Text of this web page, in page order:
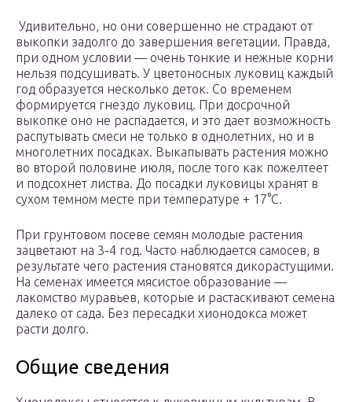
Удивительно, но они совершенно не страдают от
выкопки задолго до завершения вегетации. Правда,
при одном условии — очень тонкие и нежные корни
нельзя подсушивать. У цветоносных луковиц каждый
год образуется несколько деток. Со временем
формируется гнездо луковиц. При досрочной
выкопке оно не распадается, и это дает возможность
распутывать смеси не только в однолетних, но и в
многолетних посадках. Выкапывать растения можно
во второй половине июля, после того как пожелтеет
и подсохнет листва. До посадки луковицы хранят в
сухом темном месте при температуре + 17°С.
При грунтовом посеве семян молодые растения
зацветают на 3-4 год. Часто наблюдается самосев, в
результате чего растения становятся дикорастущими.
На семенах имеется мясистое образование —
лакомство муравьев, которые и растаскивают семена
далеко от сада. Без пересадки хионодокса может
расти долго.
Общие сведения